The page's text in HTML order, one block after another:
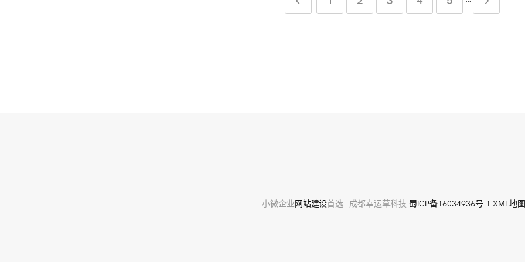
小微企业网站建设首选--成都幸运草科技 蜀ICP备16034936号-1 XML地图